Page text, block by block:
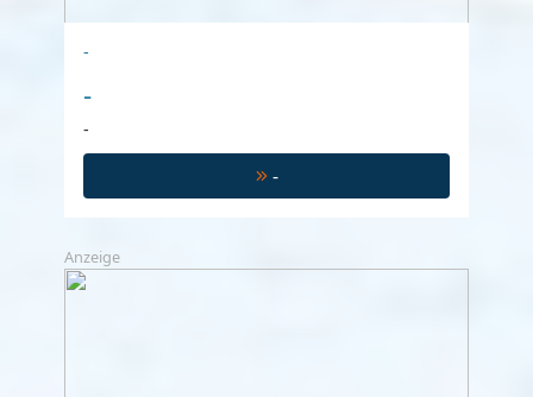
-
-
-
-
Anzeige